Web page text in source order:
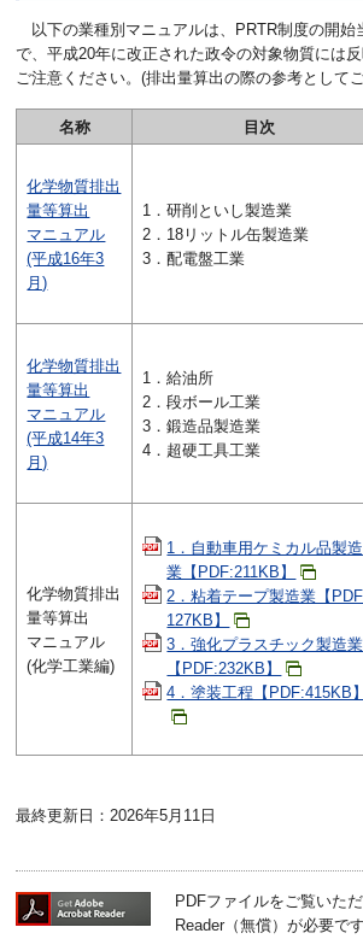
以下の業種別マニュアルは、PRTR制度の開
で、平成20年に改正された政令の対象物質には
ご注意ください。(排出量算出の際の参考として
名称 目次
化学物質排出
量等算出
マニュアル
(平成16年3
月)
1．研削といし製造業
2．18リットル缶製造業
3．配電盤工業
化学物質排出
量等算出
マニュアル
(平成14年3
月)
1．給油所
2．段ボール工業
3．鍛造品製造業
4．超硬工具工業
化学物質排出
量等算出
マニュアル
(化学工業編)
1．自動車用ケミカル品製造
業【PDF:211KB】
2．粘着テープ製造業【
127KB】
3．強化プラスチック製造業
【PDF:232KB】
4．塗装工程【PDF:415KB】
最終更新日：2026年5月11日
PDFファイルをご覧いた
Reader（無償）が必要で